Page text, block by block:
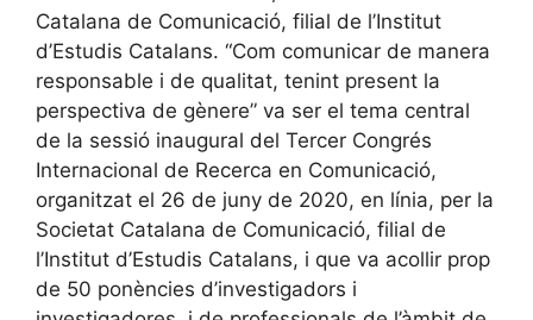
Catalana de Comunicació, filial de l’Institut
d’Estudis Catalans. “Com comunicar de manera
responsable i de qualitat, tenint present la
perspectiva de gènere” va ser el tema central
de la sessió inaugural del Tercer Congrés
Internacional de Recerca en Comunicació,
organitzat el 26 de juny de 2020, en línia, per la
Societat Catalana de Comunicació, filial de
l’Institut d’Estudis Catalans, i que va acollir prop
de 50 ponències d’investigadors i